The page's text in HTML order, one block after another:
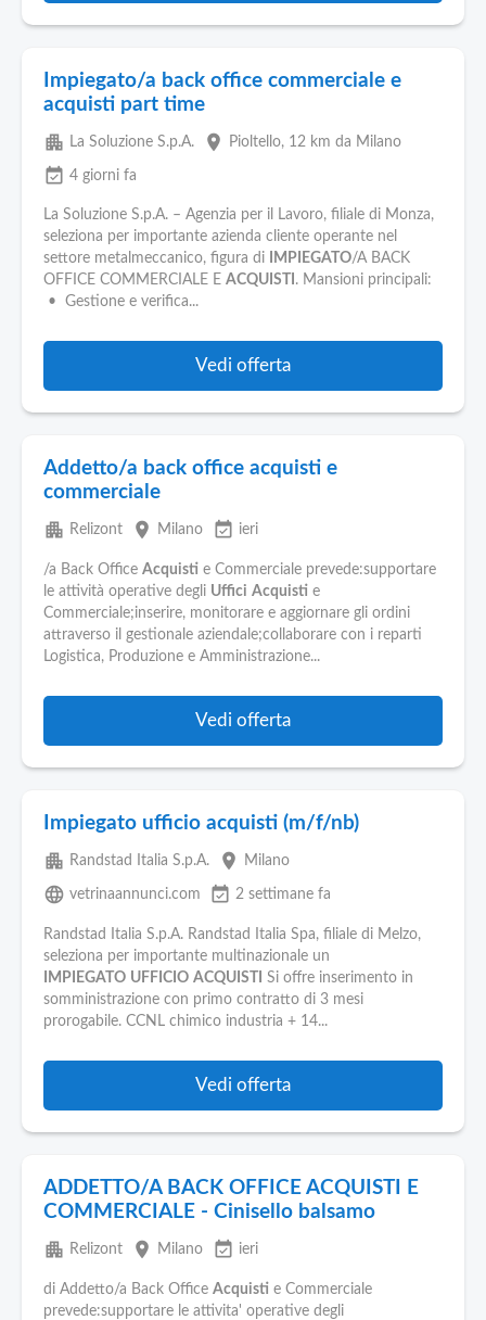
Impiegato/a back office commerciale e
acquisti part time
apartment La Soluzione S.p.A. place Pioltello, 12 km da Milano
event_available 4 giorni fa
La Soluzione S.p.A. – Agenzia per il Lavoro, filiale di Monza,
seleziona per importante azienda cliente operante nel
settore metalmeccanico, figura di
IMPIEGATO/A BACK
OFFICE COMMERCIALE E ACQUISTI . Mansioni principali:
• Gestione e verifica...
Vedi offerta
Addetto/a back office acquisti e
commerciale
apartment Relizont place Milano event_available ieri
/a Back Office Acquisti e Commerciale prevede:supportare
le attività operative degli Uffici Acquisti e
Commerciale;inserire, monitorare e aggiornare gli ordini
attraverso il gestionale aziendale;collaborare con i reparti
Logistica, Produzione e Amministrazione...
Vedi offerta
Impiegato ufficio acquisti (m/f/nb)
apartment Randstad Italia S.p.A. place Milano
language vetrinaannunci.com event_available 2 settimane fa
Randstad Italia S.p.A. Randstad Italia Spa, filiale di Melzo,
seleziona per importante multinazionale un
IMPIEGATO UFFICIO ACQUISTI
Si offre inserimento in
somministrazione con primo contratto di 3 mesi
prorogabile. CCNL chimico industria + 14...
Vedi offerta
ADDETTO/A BACK OFFICE ACQUISTI E
COMMERCIALE - Cinisello balsamo
apartment Relizont place Milano event_available ieri
di Addetto/a Back Office Acquisti e Commerciale
prevede:supportare le attivita' operative degli